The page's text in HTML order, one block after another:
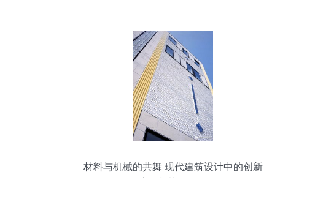
材料与机械的共舞 现代建筑设计中的创新